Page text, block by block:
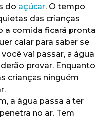
do açúcar. O tempo
das crianças
a comida ficará pronta
calar para saber se
vai passar, a água
provar. Enquanto
crianças ninguém
a água passa a ter
no ar. Tem